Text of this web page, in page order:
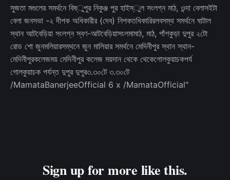
Sign up for more like this.